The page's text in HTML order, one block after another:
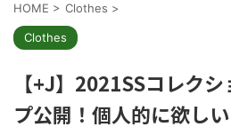
HOME > Clothes >
Clothes
【+J】2021SSコレク
プ公開！個人的に欲し